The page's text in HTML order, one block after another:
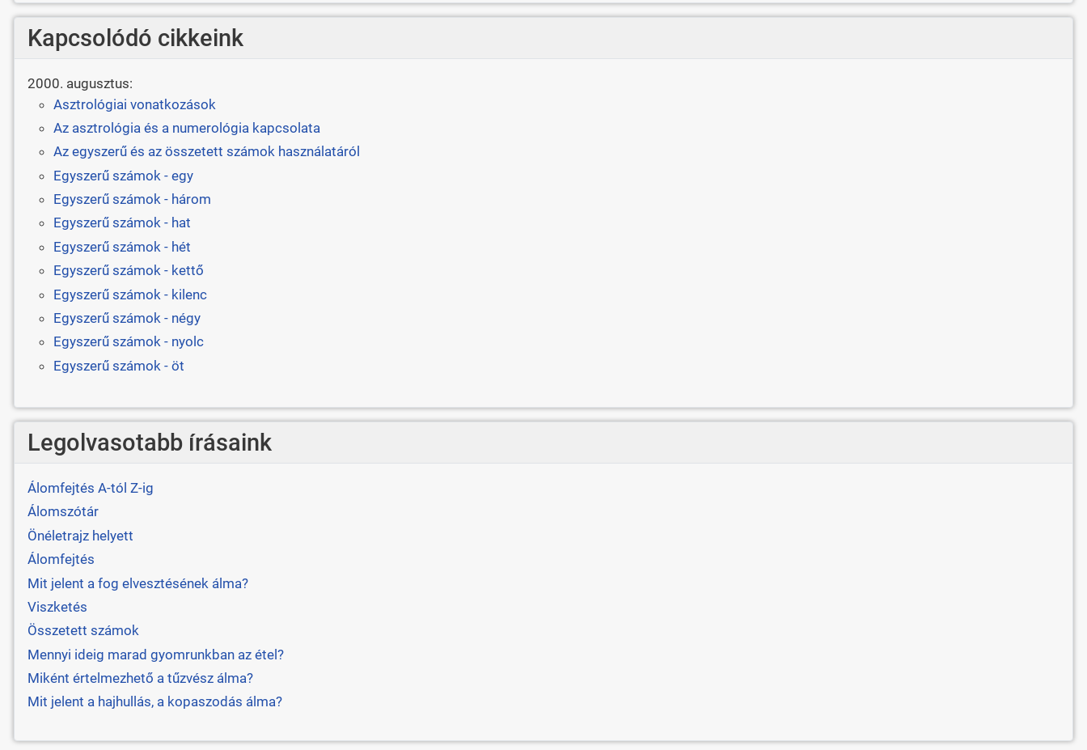
Kapcsolódó cikkeink
2000. augusztus:
Asztrológiai vonatkozások
Az asztrológia és a numerológia kapcsolata
Az egyszerű és az összetett számok használatáról
Egyszerű számok - egy
Egyszerű számok - három
Egyszerű számok - hat
Egyszerű számok - hét
Egyszerű számok - kettő
Egyszerű számok - kilenc
Egyszerű számok - négy
Egyszerű számok - nyolc
Egyszerű számok - öt
Legolvasotabb írásaink
Álomfejtés A-tól Z-ig
Álomszótár
Önéletrajz helyett
Álomfejtés
Mit jelent a fog elvesztésének álma?
Viszketés
Összetett számok
Mennyi ideig marad gyomrunkban az étel?
Miként értelmezhető a tűzvész álma?
Mit jelent a hajhullás, a kopaszodás álma?